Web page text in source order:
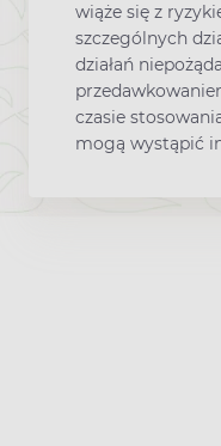
wiąże się z
szczególnych
działań
czasie
mogą wystąpić